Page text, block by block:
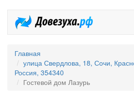
Главная
улица Свердлова, 18, Сочи,
Россия, 354340
Гостевой дом Лазурь